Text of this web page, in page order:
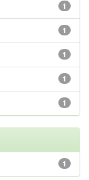
1
1
1
1
1
1